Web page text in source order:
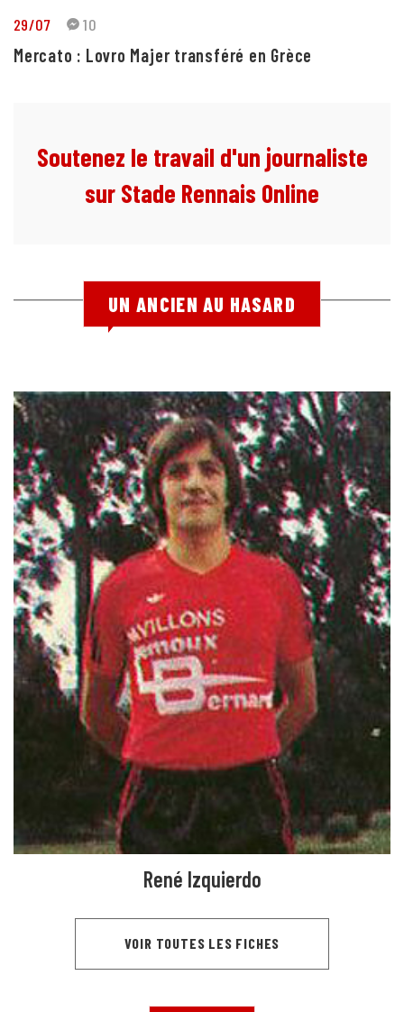
29/07 10
Mercato : Lovro Majer transféré en Grèce
Soutenez le travail d'un journaliste
sur Stade Rennais Online
UN ANCIEN AU HASARD
René Izquierdo
VOIR TOUTES LES FICHES